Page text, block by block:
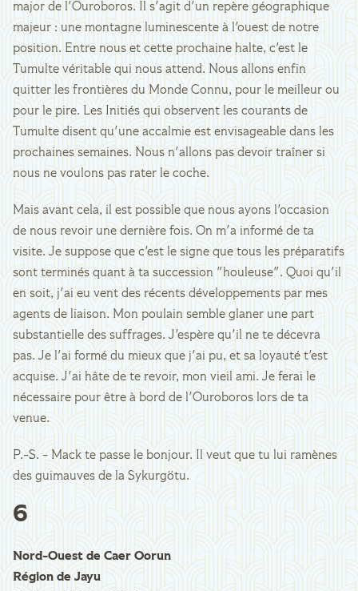
major de l'Ouroboros. Il s'agit d'un repère géographique
majeur : une montagne luminescente à l'ouest de notre
position. Entre nous et cette prochaine halte, c'est le
Tumulte véritable qui nous attend. Nous allons enfin
quitter les frontières du Monde Connu, pour le meilleur ou
pour le pire. Les Initiés qui observent les courants de
Tumulte disent qu'une accalmie est envisageable dans les
prochaines semaines. Nous n'allons pas devoir traîner si
nous ne voulons pas rater le coche.
Mais avant cela, il est possible que nous ayons l'occasion
de nous revoir une dernière fois. On m'a informé de ta
visite. Je suppose que c'est le signe que tous les préparatifs
sont terminés quant à ta succession "houleuse". Quoi qu'il
en soit, j'ai eu vent des récents développements par mes
agents de liaison. Mon poulain semble glaner une part
substantielle des suffrages. J'espère qu'il ne te décevra
pas. Je l'ai formé du mieux que j'ai pu, et sa loyauté t'est
acquise. J'ai hâte de te revoir, mon vieil ami. Je ferai le
nécessaire pour être à bord de l'Ouroboros lors de ta
venue.
P.-S. - Mack te passe le bonjour. Il veut que tu lui ramènes
des guimauves de la Sykurgötu.
6
Nord-Ouest de Caer Oorun
Région de Jayu